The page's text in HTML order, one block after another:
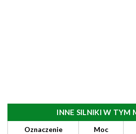
INNE SILNIKI W TYM
Oznaczenie Moc